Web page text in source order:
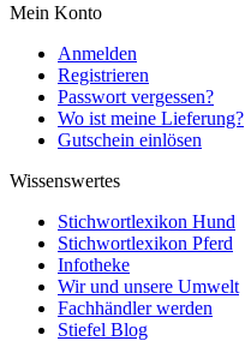
Mein Konto
Anmelden
Registrieren
Passwort vergessen?
Wo ist meine Lieferung?
Gutschein einlösen
Wissenswertes
Stichwortlexikon Hund
Stichwortlexikon Pferd
Infotheke
Wir und unsere Umwelt
Fachhändler werden
Stiefel Blog